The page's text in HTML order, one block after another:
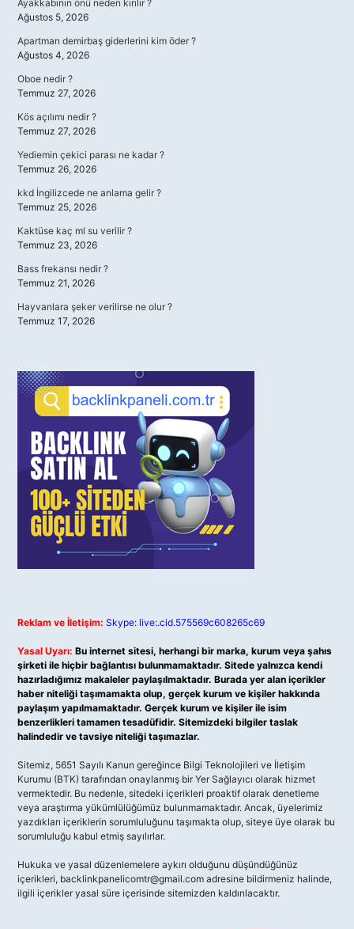
Ayakkabının önü neden kırılır ?
Ağustos 5, 2026
Apartman demirbaş giderlerini kim öder ?
Ağustos 4, 2026
Oboe nedir ?
Temmuz 27, 2026
Kös açılımı nedir ?
Temmuz 27, 2026
Yediemin çekici parası ne kadar ?
Temmuz 26, 2026
kkd İngilizcede ne anlama gelir ?
Temmuz 25, 2026
Kaktüse kaç ml su verilir ?
Temmuz 23, 2026
Bass frekansı nedir ?
Temmuz 21, 2026
Hayvanlara şeker verilirse ne olur ?
Temmuz 17, 2026
Reklam ve İletişim: Skype: live:.cid.575569c608265c69
Yasal Uyarı: Bu internet sitesi, herhangi bir marka, kurum veya şahıs
şirketi ile hiçbir bağlantısı bulunmamaktadır. Sitede yalnızca kendi
hazırladığımız makaleler paylaşılmaktadır. Burada yer alan içerikler
haber niteliği taşımamakta olup, gerçek kurum ve kişiler hakkında
paylaşım yapılmamaktadır. Gerçek kurum ve kişiler ile isim
benzerlikleri tamamen tesadüfidir. Sitemizdeki bilgiler taslak
halindedir ve tavsiye niteliği taşımazlar.
Sitemiz, 5651 Sayılı Kanun gereğince Bilgi Teknolojileri ve İletişim
Kurumu (BTK) tarafından onaylanmış bir Yer Sağlayıcı olarak hizmet
vermektedir. Bu nedenle, sitedeki içerikleri proaktif olarak denetleme
veya araştırma yükümlülüğümüz bulunmamaktadır. Ancak, üyelerimiz
yazdıkları içeriklerin sorumluluğunu taşımakta olup, siteye üye olarak bu
sorumluluğu kabul etmiş sayılırlar.
Hukuka ve yasal düzenlemelere aykırı olduğunu düşündüğünüz
içerikleri, backlinkpanelicomtr@gmail.com adresine bildirmeniz halinde,
ilgili içerikler yasal süre içerisinde sitemizden kaldırılacaktır.